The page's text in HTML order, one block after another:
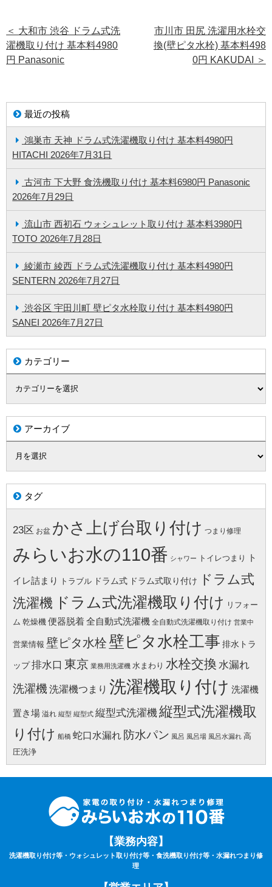
＜ 大和市 渋谷 ドラム式洗
濯機取り付け 基本料4980
円 Panasonic
市川市 田尻 洗濯用水栓交
換(壁ピタ水栓) 基本料498
0円 KAKUDAI
＞
最近の投稿
鴻巣市 天神 ドラム式洗濯機取り付け 基本料4980円
HITACHI 2026年7月31日
古河市 下大野 食洗機取り付け 基本料6980円 Panasonic
2026年7月29日
流山市 西初石 ウォシュレット取り付け 基本料3980円
TOTO 2026年7月28日
綾瀬市 綾西 ドラム式洗濯機取り付け 基本料4980円
SENTERN 2026年7月27日
渋谷区 宇田川町 壁ピタ水栓取り付け 基本料4980円
SANEI 2026年7月27日
カテゴリー
アーカイブ
タグ
23区 お盆 かさ上げ台取り付け つまり修理
みらいお水の110番 シャワー トイレつまり ト
イレ詰まり トラブル ドラム式 ドラム式取り付け
ドラム式
洗濯機 ドラム式洗濯機取り付け リフォー
ム 乾燥機 便器脱着全自動式洗濯機 全自動式洗濯機取り付け 営業中
営業情報 壁ピタ水栓 壁ピタ水栓工事 排水トラ
ップ排水口 東京 業務用洗濯機 水まわり 水栓交換 水漏れ
洗濯機 洗濯機つまり 洗濯機取り付け 洗濯機
置き場 溢れ 縦型 縦型式 縦型式洗濯機 縦型式洗濯機取
り付け 船橋 蛇口水漏れ 防水パン 風呂 風呂場 風呂水漏れ 高
圧洗浄
【業務内容】
洗濯機取り付け等・ウォシュレット取り付け等・食洗機取り付け等・水漏れつまり修
理